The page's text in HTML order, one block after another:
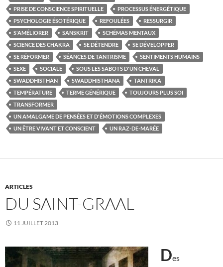
PRISE DE CONSCIENCE SPIRITUELLE
PROCESSUS ÉNERGÉTIQUE
PSYCHOLOGIE ÉSOTÉRIQUE
REFOULÉES
RESSURGIR
S'AMÉLIORER
SANSKRIT
SCHÉMAS MENTAUX
SCIENCE DES CHAKRA
SE DÉTENDRE
SE DÉVELOPPER
SE RÉFORMER
SÉANCES DE TANTRISME
SENTIMENTS HUMAINS
SEXE
SOCIALE
SOUS LES SABOTS D'UN CHEVAL
SWADDHISTHAN
SWADDHISTHANA
TANTRIKA
TEMPÉRATURE
TERME GÉNÉRIQUE
TOUJOURS PLUS SOI
TRANSFORMER
UN AMALGAME DE PENSÉES ET D'ÉMOTIONS COMPLEXES
UN ÊTRE VIVANT ET CONSCIENT
UN RAZ-DE-MARÉE
ARTICLES
DU SAINT-GRAAL
11 JUILLET 2013
Des